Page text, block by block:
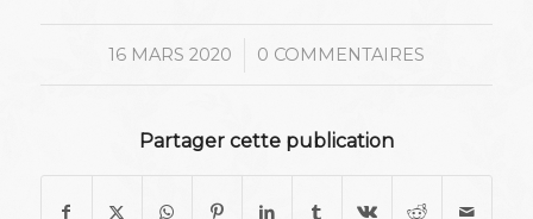
16 MARS 2020
/ 0 COMMENTAIRES
Partager cette publication